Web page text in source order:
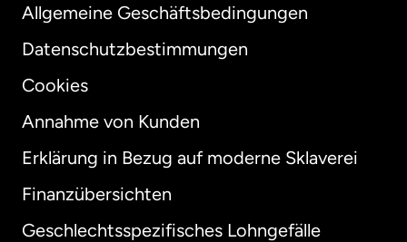
Allgemeine Geschäftsbedingungen
Datenschutzbestimmungen
Cookies
Annahme von Kunden
Erklärung in Bezug auf moderne Sklaverei
Finanzübersichten
Geschlechtsspezifisches Lohngefälle
International English